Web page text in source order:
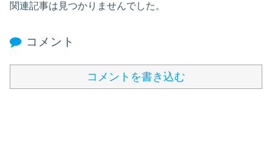
関連記事は見つかりませんでした。
コメント
コメントを書き込む